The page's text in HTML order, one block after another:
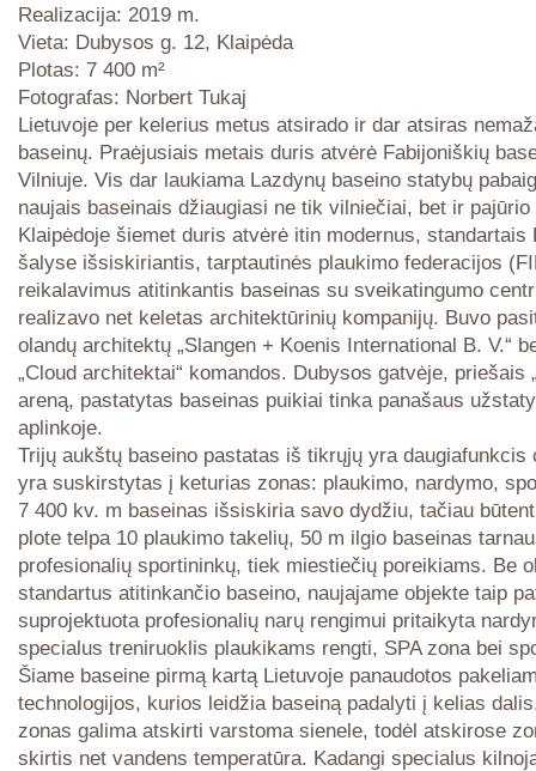
Realizacija: 2019 m.
Vieta: Dubysos g. 12, Klaipėda
Plotas: 7 400 m²
Fotografas: Norbert Tukaj
Lietuvoje per kelerius metus atsirado ir dar atsiras
baseinų. Praėjusiais metais duris atvėrė Fabijoniškių
Vilniuje. Vis dar laukiama Lazdynų baseino statybų
naujais baseinais džiaugiasi ne tik vilniečiai, bet ir
Klaipėdoje šiemet duris atvėrė itin modernus, standartais
šalyse išsiskiriantis, tarptautinės plaukimo federacijos
reikalavimus atitinkantis baseinas su sveikatingumo
realizavo net keletas architektūrinių kompanijų. Buvo
olandų architektų „Slangen + Koenis International B. V.“
„Cloud architektai“ komandos. Dubysos gatvėje, priešais
areną, pastatytas baseinas puikiai tinka panašaus
aplinkoje.
Trijų aukštų baseino pastatas iš tikrųjų yra daugiafunkcis
yra suskirstytas į keturias zonas: plaukimo, nardymo,
7 400 kv. m baseinas išsiskiria savo dydžiu, tačiau
plote telpa 10 plaukimo takelių, 50 m ilgio baseinas
profesionalių sportininkų, tiek miestiečių poreikiams. Be
standartus atitinkančio baseino, naujajame objekte taip
suprojektuota profesionalių narų rengimui pritaikyta
specialus treniruoklis plaukikams rengti, SPA zona bei
Šiame baseine pirmą kartą Lietuvoje panaudotos
technologijos, kurios leidžia baseiną padalyti į kelias
zonas galima atskirti varstoma sienele, todėl atskirose
skirtis net vandens temperatūra. Kadangi specialus